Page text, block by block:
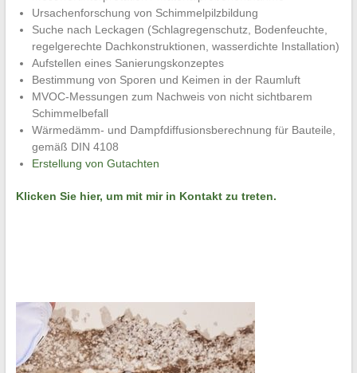
Ursachenforschung von Schimmelpilzbildung
Suche nach Leckagen (Schlagregenschutz, Bodenfeuchte,
regelgerechte Dachkonstruktionen, wasserdichte Installation)
Aufstellen eines Sanierungskonzeptes
Bestimmung von Sporen und Keimen in der Raumluft
MVOC-Messungen zum Nachweis von nicht sichtbarem
Schimmelbefall
Wärmedämm- und Dampfdiffusionsberechnung für Bauteile,
gemäß DIN 4108
Erstellung von Gutachten
Klicken Sie hier, um mit mir in Kontakt zu treten.